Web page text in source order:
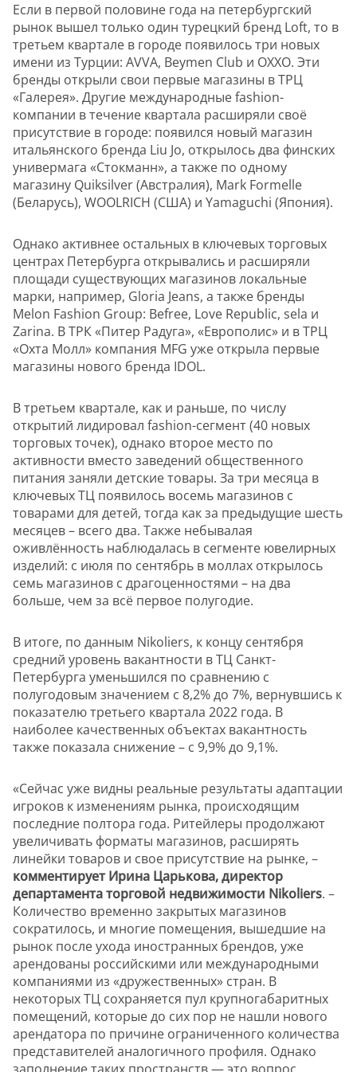
Если в первой половине года на петербургский
рынок вышел только один турецкий бренд Loft, то в
третьем квартале в городе появилось три новых
имени из Турции: AVVA, Beymen Club и OXXO. Эти
бренды открыли свои первые магазины в ТРЦ
«Галерея». Другие международные fashion-
компании в течение квартала расширяли своё
присутствие в городе: появился новый магазин
итальянского бренда Liu Jo, открылось два финских
универмага «Стокманн», а также по одному
магазину Quiksilver (Австралия), Mark Formelle
(Беларусь), WOOLRICH (США) и Yamaguchi (Япония).
Однако активнее остальных в ключевых торговых
центрах Петербурга открывались и расширяли
площади существующих магазинов локальные
марки, например, Gloria Jeans, а также бренды
Melon Fashion Group: Befree, Love Republic, sela и
Zarina. В ТРК «Питер Радуга», «Европолис» и в ТРЦ
«Охта Молл» компания MFG уже открыла первые
магазины нового бренда IDOL.
В третьем квартале, как и раньше, по числу
открытий лидировал fashion-сегмент (40 новых
торговых точек), однако второе место по
активности вместо заведений общественного
питания заняли детские товары. За три месяца в
ключевых ТЦ появилось восемь магазинов с
товарами для детей, тогда как за предыдущие шесть
месяцев – всего два. Также небывалая
оживлённость наблюдалась в сегменте ювелирных
изделий: с июля по сентябрь в моллах открылось
семь магазинов с драгоценностями – на два
больше, чем за всё первое полугодие.
В итоге, по данным Nikoliers, к концу сентября
средний уровень вакантности в ТЦ Санкт-
Петербурга уменьшился по сравнению с
полугодовым значением с 8,2% до 7%, вернувшись к
показателю третьего квартала 2022 года. В
наиболее качественных объектах вакантность
также показала снижение – с 9,9% до 9,1%.
«Сейчас уже видны реальные результаты адаптации
игроков к изменениям рынка, происходящим
последние полтора года. Ритейлеры продолжают
увеличивать форматы магазинов, расширять
линейки товаров и свое присутствие на рынке, –
комментирует Ирина Царькова, директор
департамента торговой недвижимости Nikoliers. –
Количество временно закрытых магазинов
сократилось, и многие помещения, вышедшие на
рынок после ухода иностранных брендов, уже
арендованы российскими или международными
компаниями из «дружественных» стран. В
некоторых ТЦ сохраняется пул крупногабаритных
помещений, которые до сих пор не нашли нового
арендатора по причине ограниченного количества
представителей аналогичного профиля. Однако